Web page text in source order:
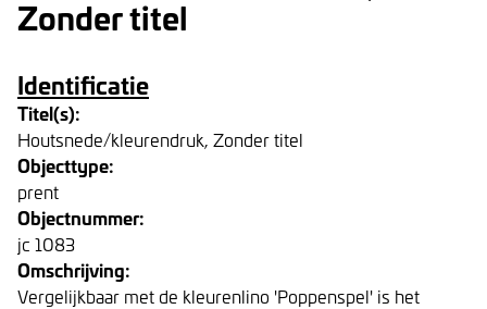
Zonder titel
Identificatie
Titel(s):
Houtsnede/kleurendruk, Zonder titel
Objecttype:
prent
Objectnummer:
jc 1083
Omschrijving:
Vergelijkbaar met de kleurenlino 'Poppenspel' is het